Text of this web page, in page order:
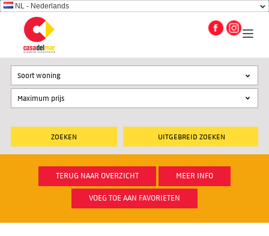
NL - Nederlands
UITGEBREID ZOEKEN
Soort woning
TERUG NAAR OVERZICHT MEER INFO
VOEG TOE AAN FAVORIETEN